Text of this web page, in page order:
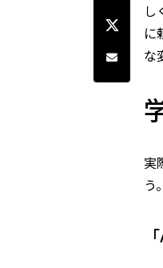
Twitterでシ
Share by e-
し
に
な
実
う。